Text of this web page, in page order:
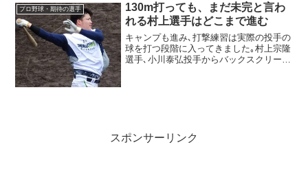
プロ野球・期待の選手
130m打っても、まだ未完と言わ
れる村上選手はどこまで進む
キャンプも進み､打撃練習は実際の投手の
球を打つ段階に入ってきました｡村上宗隆
選手､小川泰弘投手からバックスクリーン
スポンサーリンク